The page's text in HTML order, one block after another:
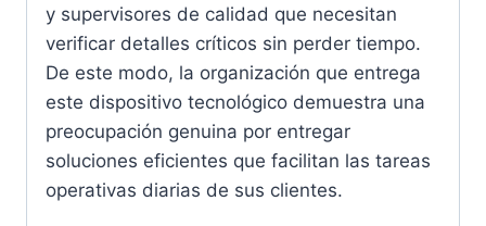
y supervisores de calidad que necesitan
verificar detalles críticos sin perder tiempo.
De este modo, la organización que entrega
este dispositivo tecnológico demuestra una
preocupación genuina por entregar
soluciones eficientes que facilitan las tareas
operativas diarias de sus clientes.